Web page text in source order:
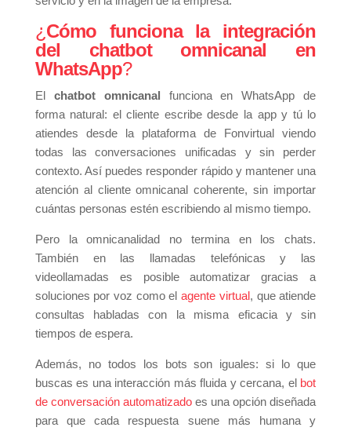
¿ Cómo funciona la integración
del chatbot omnicanal en
WhatsApp?
El chatbot omnicanal funciona en WhatsApp de
forma natural: el cliente escribe desde la app y tú lo
atiendes desde la plataforma de Fonvirtual viendo
todas las conversaciones unificadas y sin perder
contexto. Así puedes responder rápido y mantener una
atención al cliente omnicanal coherente, sin importar
cuántas personas estén escribiendo al mismo tiempo.
Pero la omnicanalidad no termina en los chats.
También en las llamadas telefónicas y las
videollamadas es posible automatizar gracias a
soluciones por voz como el agente virtual, que atiende
consultas habladas con la misma eficacia y sin
tiempos de espera.
Además, no todos los bots son iguales: si lo que
buscas es una interacción más fluida y cercana, elbot
de conversación automatizadoes una opción diseñada
para que cada respuesta suene más humana y